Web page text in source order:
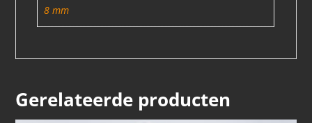
8 mm
Gerelateerde producten